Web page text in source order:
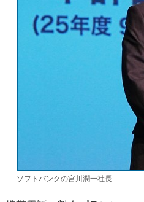
ソフトバンクの宮川潤一社長